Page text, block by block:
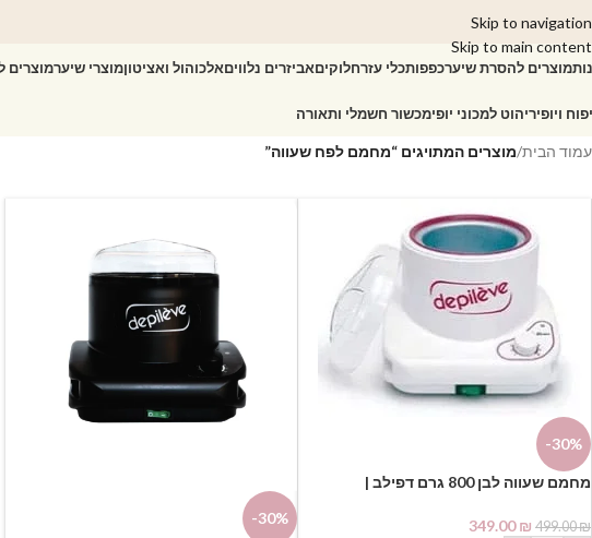
Skip to navigation
Skip to main content
מוצרים להסרת שיערכפפותכלי עזרחלוקיםאביזרים נלוויםאלכוהול ואציטוןמוצרי שיערמוצרים
ויופיריהוט למכוני יופימכשור חשמלי ותאורה
עמוד הבית/מוצרים המתויגים “מחמם לפח שעווה”
-30%
מחמם שעווה לבן 800 גרם דפילב |
499.00₪
349.00₪
-30%